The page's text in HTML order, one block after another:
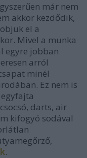
már nem
akkor kezdődik,
el a
Mivel a munka
egyre jobban
arról
minél
Ez nem is
darts, air
kifogyó sodával
.